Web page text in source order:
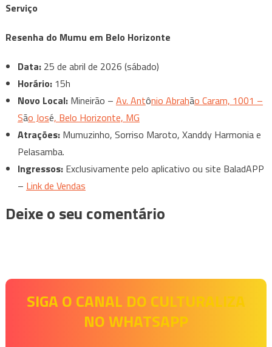
Serviço
Resenha do Mumu em Belo Horizonte
Data:25 de abril de 2026 (sábado)
Horário:15h
Novo Local:Mineirão – Av. Antônio Abrahão Caram, 1001 –
São José, Belo Horizonte, MG
Atrações:Mumuzinho, Sorriso Maroto, Xanddy Harmonia e
Pelasamba.
Ingressos:Exclusivamente pelo aplicativo ou site BaladAPP
– Link de Vendas
Deixe o seu comentário
SIGA O CANAL DO CULTURALIZA
NO WHATSAPP